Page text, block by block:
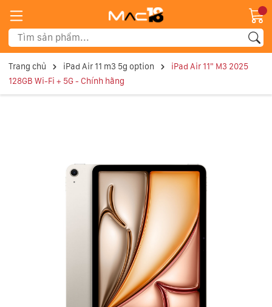
Trang chủ iPad Air 11 m3 5g option
iPad Air 11" M3 2025
128GB Wi-Fi + 5G - Chính hãng